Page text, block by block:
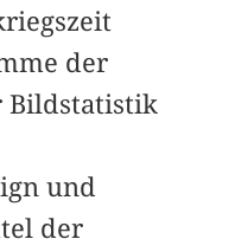
der
Bildstatistik
und
der